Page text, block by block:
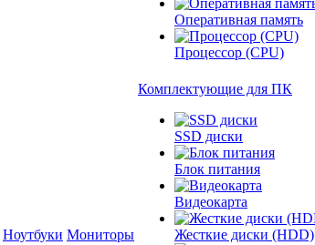
Оперативная память
Процессор (CPU)
Ноутбуки Мониторы
Комплектующие для ПК
SSD диски
Блок питания
Видеокарта
Жесткие диски (HDD)